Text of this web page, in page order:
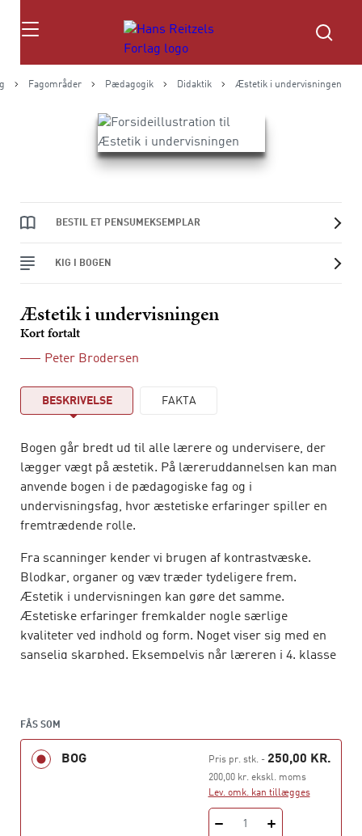
Søg
Fagområder Pædagogik Didaktik Æstetik i undervisningen
BESTIL ET PENSUMEKSEMPLAR
KIG I BOGEN
Æstetik i undervisningen
Kort fortalt
Peter Brodersen
BESKRIVELSE FAKTA
Bogen går bredt ud til alle lærere og undervisere, der
lægger vægt på æstetik. På læreruddannelsen kan man
anvende bogen i de pædagogiske fag og i
undervisningsfag, hvor æstetiske erfaringer spiller en
fremtrædende rolle.
Fra scanninger kender vi brugen af kontrastvæske.
Blodkar, organer og væv træder tydeligere frem.
Æstetik i undervisningen kan gøre det samme.
Æstetiske erfaringer fremkalder nogle særlige
kvaliteter ved indhold og form. Noget viser sig med en
sanselig skarphed. Eksempelvis når læreren i 4. klasse
Bogens korte format sikrer, at læseren relativt hurtigt
kan få hold om æstetikbegrebet. Se muligheder,
praksis. Reflektere over, hvordan æstetikken kan spille
FÅS SOM
BOG Pris pr. stk.- 250,00 KR.
200,00 kr. ekskl. moms
Lev. omk. kan tillægges
1